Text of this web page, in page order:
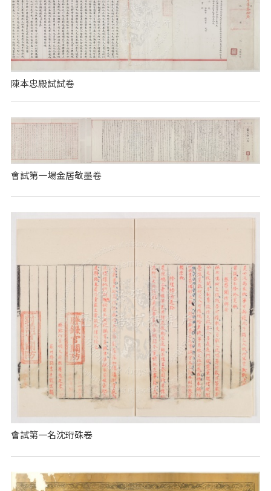
陳本忠殿試試卷
會試第一場金居敬墨卷
會試第一名沈珩硃卷